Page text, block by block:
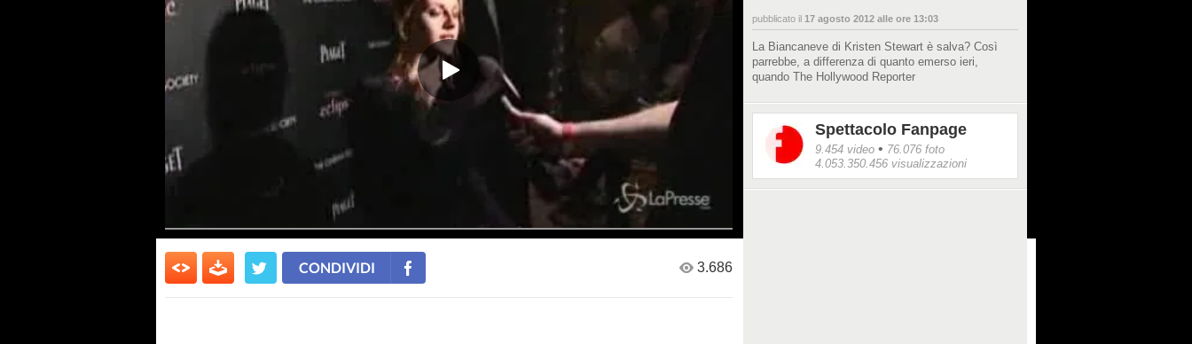
pubblicato il 17 agosto 2012 alle ore 13:03
La Biancaneve di Kristen Stewart è salva? Così
parrebbe, a differenza di quanto emerso ieri,
quando The Hollywood Reporter
Spettacolo Fanpage
9.454 video • 76.076 foto
4.053.350.456 visualizzazioni
CONDIVIDI 3.686